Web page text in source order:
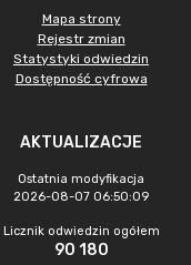
Mapa strony
Rejestr zmian
Statystyki odwiedzin
Dostępność cyfrowa
AKTUALIZACJE
Ostatnia modyfikacja
2026-08-07 06:50:09
Licznik odwiedzin ogółem
90 180